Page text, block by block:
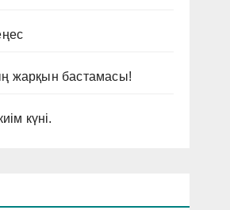
жарқын бастамасы!
күні.